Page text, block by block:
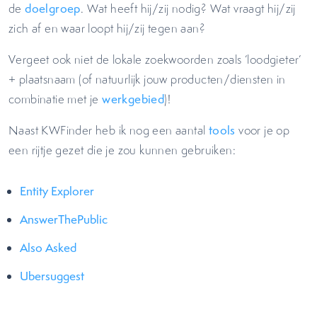
dedoelgroep. Wat heeft hij/zij nodig? Wat vraagt hij/zij
zich af en waar loopt hij/zij tegen aan?
Vergeet ook niet de lokale zoekwoorden zoals ‘loodgieter’
+ plaatsnaam (of natuurlijk jouw producten/diensten in
combinatie met jewerkgebied)!
Naast KWFinder heb ik nog een aantal tools voor je op
een rijtje gezet die je zou kunnen gebruiken:
Entity Explorer
AnswerThePublic
Also Asked
Ubersuggest